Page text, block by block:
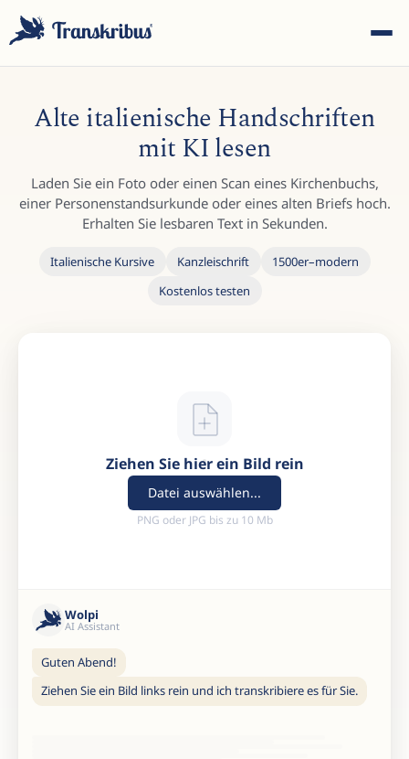
ESC
suchen...
Alte italienische Handschriften
mit KI lesen
Laden Sie ein Foto oder einen Scan eines Kirchenbuchs,
einer Personenstandsurkunde oder eines alten Briefs hoch.
Erhalten Sie lesbaren Text in Sekunden.
Italienische Kursive Kanzleischrift
1500er–modern
Kostenlos testen
Ziehen Sie hier ein Bild rein
Datei auswählen...
PNG oder JPG bis zu 10 Mb
Wolpi
AI Assistant
Guten Abend!
Ziehen Sie ein Bild links rein und ich transkribiere es für Sie.